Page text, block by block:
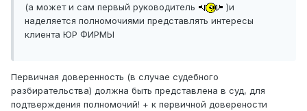
(а может и сам первый руководитель
)и
наделяется полномочиями представлять интересы
клиента ЮР ФИРМЫ
Первичная доверенность (в случае судебного
разбирательства) должна быть представлена в суд, для
подтверждения полномочий! + к первичной доверености